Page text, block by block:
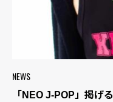
NEWS
「NEO J-POP」掲げ